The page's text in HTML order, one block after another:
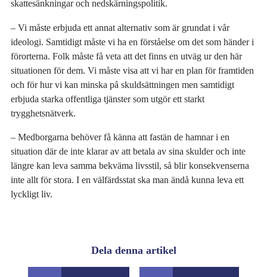
skattesänkningar och nedskärningspolitik.
‒ Vi måste erbjuda ett annat alternativ som är grundat i vår
ideologi. Samtidigt måste vi ha en förståelse om det som händer i
förorterna. Folk måste få veta att det finns en utväg ur den här
situationen för dem. Vi måste visa att vi har en plan för framtiden
och för hur vi kan minska på skuldsättningen men samtidigt
erbjuda starka offentliga tjänster som utgör ett starkt
trygghetsnätverk.
‒ Medborgarna behöver få känna att fastän de hamnar i en
situation där de inte klarar av att betala av sina skulder och inte
längre kan leva samma bekväma livsstil, så blir konsekvenserna
inte allt för stora. I en välfärdsstat ska man ändå kunna leva ett
lyckligt liv.
Dela denna artikel